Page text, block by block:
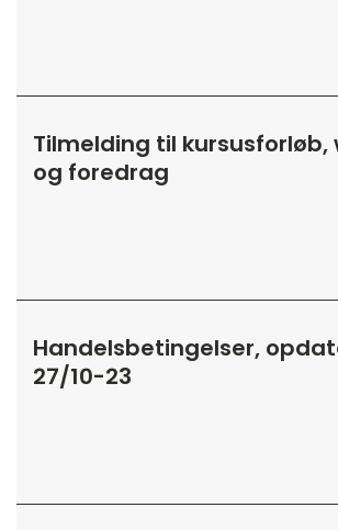
Tilmelding til kursusforløb,
og foredrag
Handelsbetingelser,
27/10-23